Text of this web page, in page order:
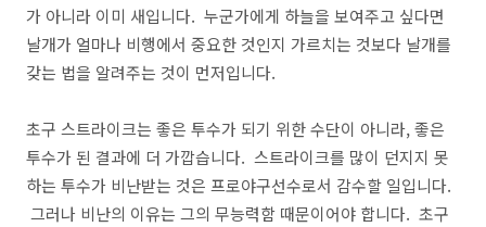
가 아니라 이미 새입니다. 누군가에게 하늘을 보여주고 싶다면
날개가 얼마나 비행에서 중요한 것인지 가르치는 것보다 날개를
갖는 법을 알려주는 것이 먼저입니다.
초구 스트라이크는 좋은 투수가 되기 위한 수단이 아니라, 좋은
투수가 된 결과에 더 가깝습니다. 스트라이크를 많이 던지지 못
하는 투수가 비난받는 것은 프로야구선수로서 감수할 일입니다.
그러나 비난의 이유는 그의 무능력함 때문이어야 합니다. 초구